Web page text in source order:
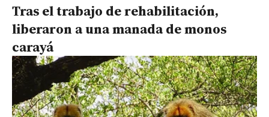
Tras el trabajo de rehabilitación,
liberaron a una manada de monos
carayá